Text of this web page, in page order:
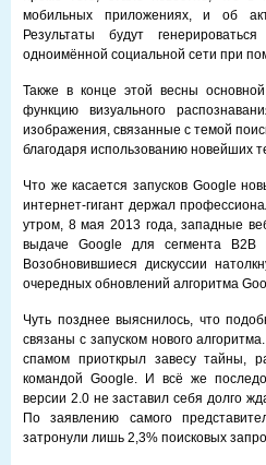
мобильных приложениях, и об
Результаты будут
одноимённой социальной сети при
Также в конце этой весны
функцию визуального
изображения, связанные с темой
благодаря использованию новейших
Что же касается запусков Google
интернет-гигант держал
утром, 8 мая 2013 года, западные
выдаче Google для сегмента
Возобновившиеся дискуссии
очередных обновлений алгоритма
Чуть позднее выяснилось, что
связаны с запуском нового
спамом приоткрыл завесу тайны,
командой Google. И всё же
версии 2.0 не заставил себя долго
По заявлению самого
затронули лишь 2,3% поисковых